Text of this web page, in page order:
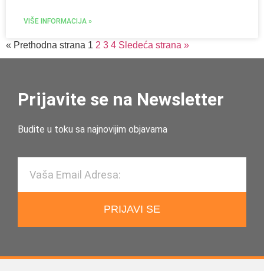
VIŠE INFORMACIJA »
« Prethodna strana 1 2 3 4 Sledeća strana »
Prijavite se na Newsletter
Budite u toku sa najnovijim objavama
PRIJAVI SE